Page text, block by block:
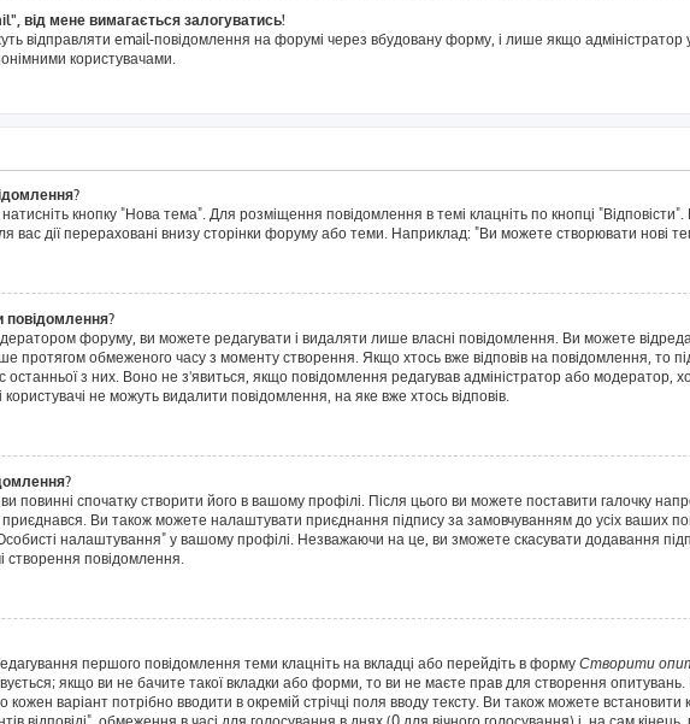
від мене вимагається залогуватись!
відправляти email-повідомлення на форумі через вбудовану форму, і лише якщо
користувачами.
кнопку "Нова тема". Для розміщення повідомлення в темі клацніть по кнопці
вас дії перераховані внизу сторінки форуму або теми. Наприклад: "Ви можете створювати нові
повідомлення?
форуму, ви можете редагувати і видаляти лише власні повідомлення. Ви можете
протягом обмеженого часу з моменту створення. Якщо хтось вже відповів на повідомлення, то
останньої з них. Воно не з'явиться, якщо повідомлення редагував адміністратор або
не можуть видалити повідомлення, на яке вже хтось відповів.
повинні спочатку створити його в вашому профілі. Після цього ви можете поставити галочку
Ви також можете налаштувати приєднання підпису за замовчуванням до усіх ваших
налаштування" у вашому профілі. Незважаючи на це, ви зможете скасувати додавання
створення повідомлення.
першого повідомлення теми клацніть на вкладці або перейдіть в форму Створити
якщо ви не бачите такої вкладки або форми, то ви не маєте прав для створення опитувань.
варіант потрібно вводити в окремій стрічці поля вводу тексту. Ви також можете встановити